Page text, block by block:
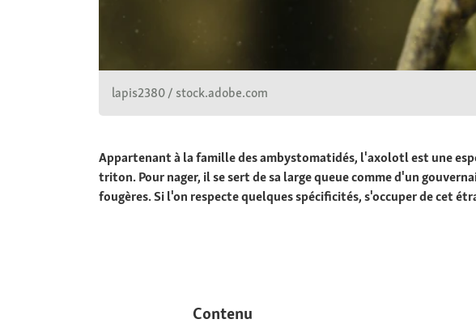
lapis2380 / stock.adobe.com
Appartenant à la famille des ambystomatidés, l'axolotl est une
triton. Pour nager, il se sert de sa large queue comme d'un
fougères. Si l'on respecte quelques spécificités, s'occuper de cet
Contenu